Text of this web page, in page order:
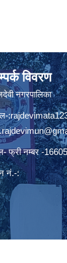
विवरण
नगरपालिका
:
फ्री नम्बर -
नं.-: